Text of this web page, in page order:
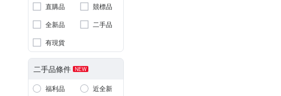
直購品
競標品
全新品
二手品
有現貨
二手品條件 NEW
福利品
近全新